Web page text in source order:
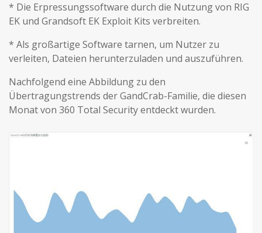
* Die Erpressungssoftware durch die Nutzung von RIG
EK und Grandsoft EK Exploit Kits verbreiten.
* Als großartige Software tarnen, um Nutzer zu
verleiten, Dateien herunterzuladen und auszuführen.
Nachfolgend eine Abbildung zu den
Übertragungstrends der GandCrab-Familie, die diesen
Monat von 360 Total Security entdeckt wurden.